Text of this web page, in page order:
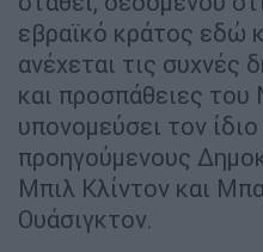
εβραϊκό κράτος εδώ
ανέχεται τις συχνές
και προσπάθειες του
υπονομεύσει τον
προηγούμενους
Μπιλ Κλίντον και
Ουάσιγκτον.